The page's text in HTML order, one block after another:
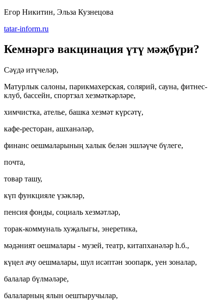
Егор Никитин, Эльза Кузнецова
tatar-inform.ru
Кемнәргә вакцинация үтү мәҗбүри?
Сәүдә итүчеләр,
Матурлык салоны, парикмахерская, солярий, сауна, фитнес-
клуб, бассейн, спортзал хезмәткәрләре,
химчистка, ателье, башка хезмәт күрсәтү,
кафе-ресторан, ашханәләр,
финанс оешмаларының халык белән эшләүче бүлеге,
почта,
товар ташу,
күп функцияле үзәкләр,
пенсия фонды, социаль хезмәтләр,
торак-коммуналь хуҗалыгы, энеретика,
мәдәният оешмалары - музей, театр, китапханәләр һ.б.,
күңел ачу оешмалары, шул исәптән зоопарк, уен зоналар,
балалар бүлмәләре,
балаларның ялын оештыручылар,